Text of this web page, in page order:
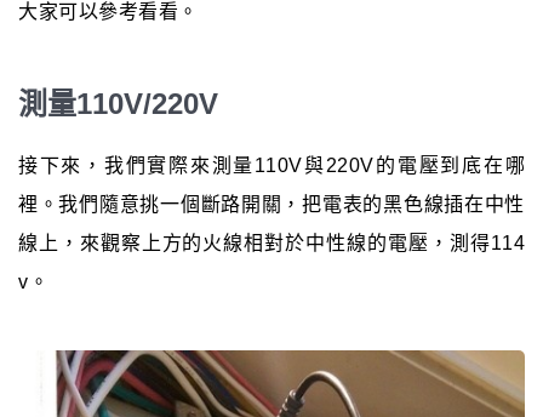
大家可以參考看看。
測量110V/220V
接下來，我們實際來測量110V與220V的電壓到底在哪
裡。我們隨意挑一個斷路開關，把電表的黑色線插在中性
線上，來觀察上方的火線相對於中性線的電壓，測得114
v。